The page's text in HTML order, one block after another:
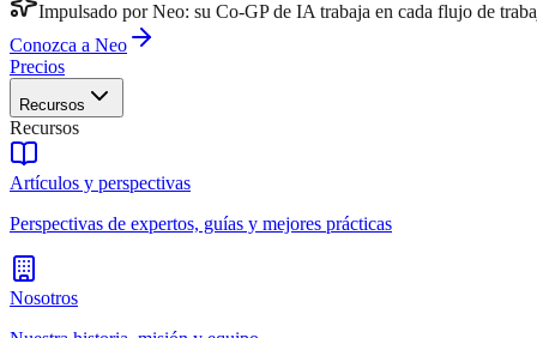
Impulsado por Neo: su Co-GP de IA trabaja en cada flujo de
Conozca a Neo
Precios
Recursos
Recursos
Artículos y perspectivas
Perspectivas de expertos, guías y mejores prácticas
Nosotros